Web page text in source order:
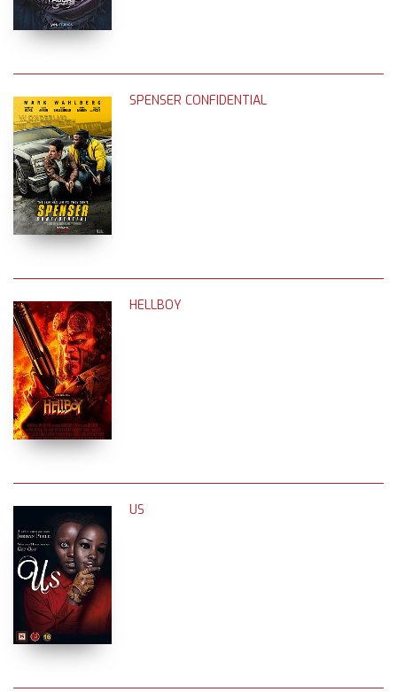
SPENSER CONFIDENTIAL
HELLBOY
US